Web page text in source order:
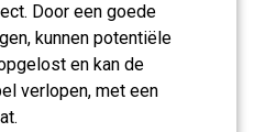
Door een goede
kunnen potentiële
en kan de
verlopen, met een